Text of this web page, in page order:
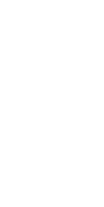
la
anunciar a
al
cristiana ha
en otros
como
por
y en
de
a Cristo